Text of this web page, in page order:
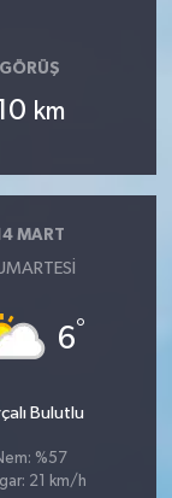
GÖRÜŞ
km
MART
6°
Bulutlu
%57
21 km/h